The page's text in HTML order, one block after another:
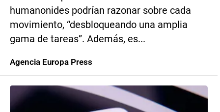
humanonides podrían razonar sobre cada
movimiento, “desbloqueando una amplia
gama de tareas”. Además, es...
Agencia Europa Press